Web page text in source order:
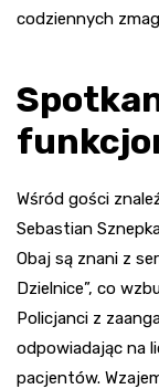
codziennych
Wśród gości
Sebastian
Obaj są znani z
Dzielnice”, co
Policjanci z
odpowiadając na
pacjentów.